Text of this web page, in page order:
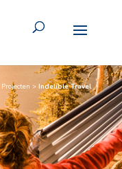
Projecten >Indelible Travel